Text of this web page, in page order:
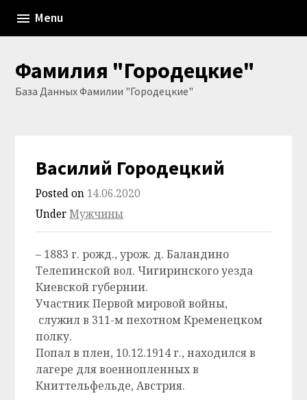
content
Menu
Фамилия "Городецкие"
База Данных Фамилии "Городецкие"
Василий Городецкий
Posted on 14.06.2020
UnderМужчины
– 1883 г. рожд., урож. д. Баландино
Телепинской вол. Чигиринского уезда
Киевской губернии.
Участник Первой мировой войны,
служил в 311-м пехотном Кременецком
полку.
Попал в плен, 10.12.1914 г., находился в
лагере для военнопленных в
Книттельфельде, Австрия.